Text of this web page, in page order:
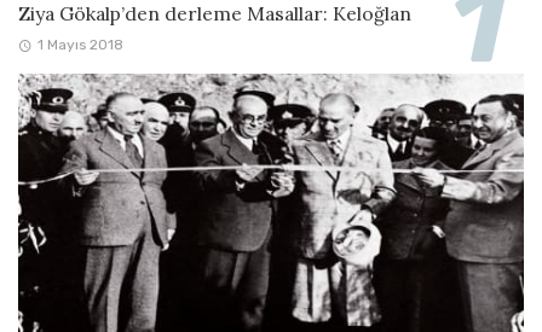
Ziya Gökalp’den derleme Masallar: Keloğlan
1 Mayıs 2018